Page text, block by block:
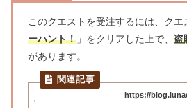
このクエストを受注するには、クエ
ーハント！ 」をクリアした上で、 盗
があります。
https://